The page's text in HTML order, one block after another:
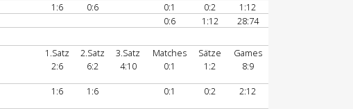
1:6 0:6 0:1 0:2
1:12
0:6 1:12
28:74
1.Satz 2.Satz 3.Satz Matches Sätze
Games
2:6 6:2 4:10 0:1 1:2
8:9
1:6 1:6 0:1 0:2
2:12